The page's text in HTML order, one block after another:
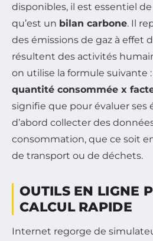
disponibles, il est essentiel
qu’est un bilan carbone. Il
des émissions de gaz à effet
résultent des activités
on utilise la formule suivante :
quantité consommée x
signifie que pour évaluer ses
d’abord collecter des
consommation, que ce soit
de transport ou de déchets.
OUTILS EN LIGNE
CALCUL RAPIDE
Internet regorge de